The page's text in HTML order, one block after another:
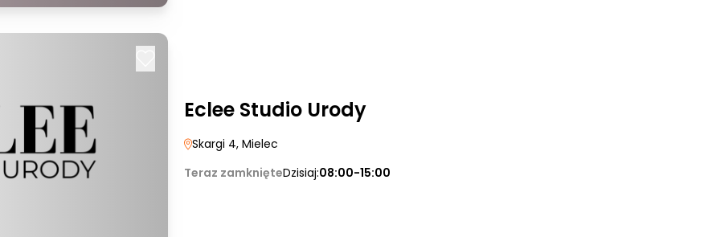
Eclee Studio Urody
Skargi 4, Mielec
Teraz zamknięteDzisiaj:08:00-15:00